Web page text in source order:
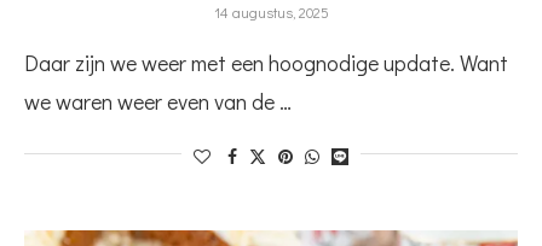
14 augustus, 2025
Daar zijn we weer met een hoognodige update. Want
we waren weer even van de …